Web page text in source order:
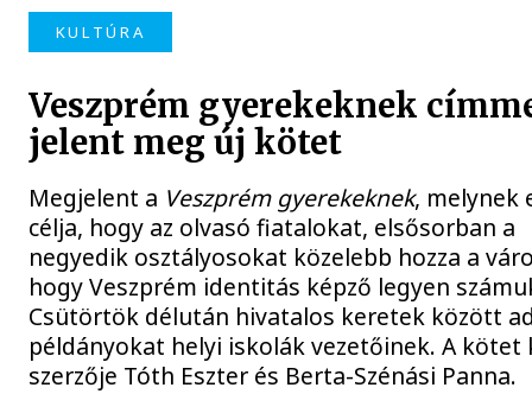
KULTÚRA
Veszprém gyerekeknek
jelent meg új kötet
Megjelent a Veszprém gyerekeknek, melynek
célja, hogy az olvasó fiatalokat, elsősorban a
negyedik osztályosokat közelebb hozza a
hogy Veszprém identitás képző legyen
Csütörtök délután hivatalos keretek között
példányokat helyi iskolák vezetőinek. A kötet
szerzője Tóth Eszter és Berta-Szénási Panna.